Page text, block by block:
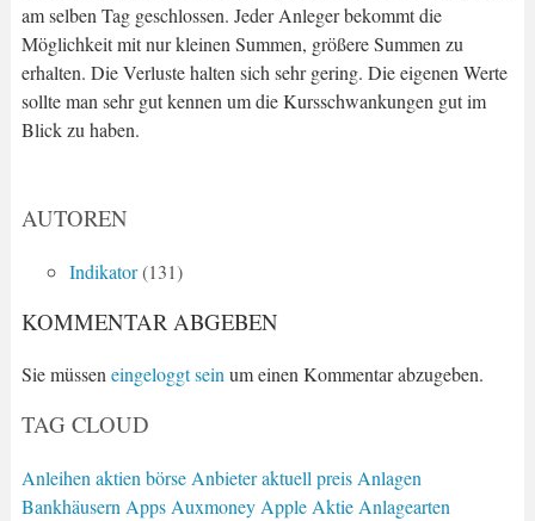
am selben Tag geschlossen. Jeder Anleger bekommt die
Möglichkeit mit nur kleinen Summen, größere Summen zu
erhalten. Die Verluste halten sich sehr gering. Die eigenen Werte
sollte man sehr gut kennen um die Kursschwankungen gut im
Blick zu haben.
AUTOREN
Indikator(131)
KOMMENTAR ABGEBEN
Sie müsseneingeloggt seinum einen Kommentar abzugeben.
TAG CLOUD
Anleihen aktien börse Anbieter aktuell preis Anlagen
Bankhäusern Apps Auxmoney Apple Aktie Anlagearten